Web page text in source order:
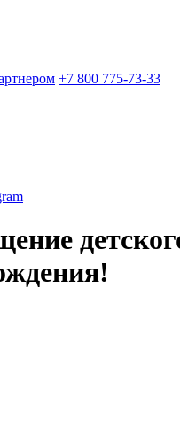
+7 800 775-73-33